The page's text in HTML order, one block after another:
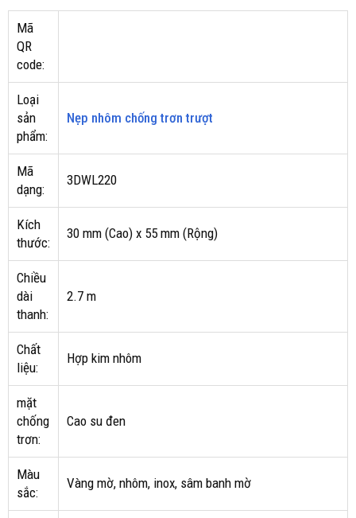
Mã
QR
code:
Loại
sản
phẩm:
Nẹp nhôm chống trơn trượt
Mã
dạng:
3DWL220
Kích
thước:
30 mm (Cao) x 55 mm (Rộng)
Chiều
dài
thanh:
2.7 m
Chất
liệu:
Hợp kim nhôm
mặt
chống
trơn:
Cao su đen
Màu
sắc:
Vàng mờ, nhôm, inox, sâm banh mờ